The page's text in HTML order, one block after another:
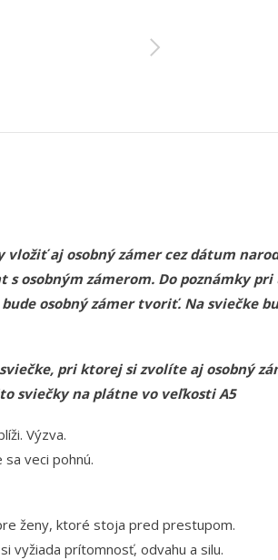
aj osobný zámer cez dátum
osobným zámerom. Do poznámky
osobný zámer tvoriť. Na sviečke
pri ktorej si zvolíte aj osobný
sviečky na plátne vo veľkosti A5
Výzva.
veci pohnú.
ženy, ktoré stoja pred prestupom.
vyžiada prítomnosť, odvahu a silu.